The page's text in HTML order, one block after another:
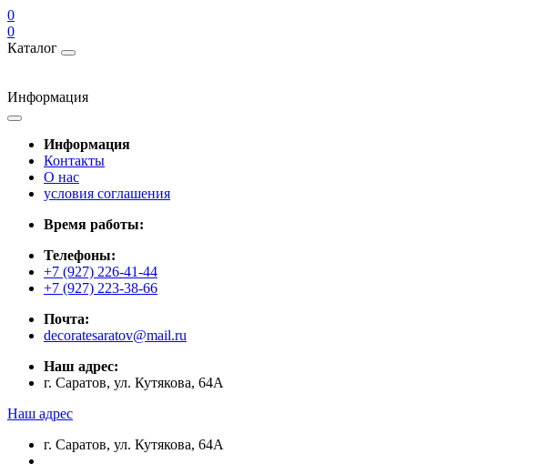
0
0
Каталог
Информация
Информация
Контакты
О нас
условия соглашения
Время работы:
Телефоны:
+7 (927) 226-41-44
+7 (927) 223-38-66
Почта:
decoratesaratov@mail.ru
Наш адрес:
г. Саратов, ул. Кутякова, 64А
Наш адрес
г. Саратов, ул. Кутякова, 64А